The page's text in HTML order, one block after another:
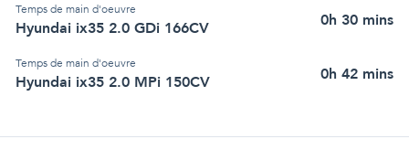
Temps de main d'oeuvre
Hyundai ix35 2.0 GDi 166CV 0h 30 mins
Temps de main d'oeuvre
Hyundai ix35 2.0 MPi 150CV 0h 42 mins